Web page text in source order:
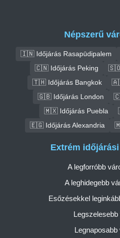
Népszerű
🇮🇳 Időjárás Rasapūdipalem
🇨🇳 Időjárás Peking
🇸🇴
🇹🇭 Időjárás Bangkok
🇬🇧 Időjárás London
🇲🇽 Időjárás Puebla
🇪🇬 Időjárás Alexandria
Extrém
A legforróbb
A leghidegebb
Esőzésekkel
Legnaposabb